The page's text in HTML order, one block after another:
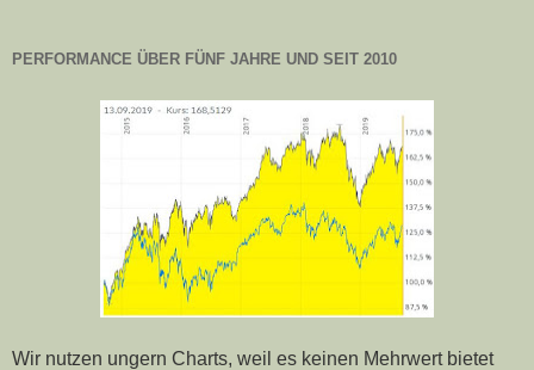
PERFORMANCE ÜBER FÜNF JAHRE UND SEIT 2010
Wir nutzen ungern Charts, weil es keinen Mehrwert bietet